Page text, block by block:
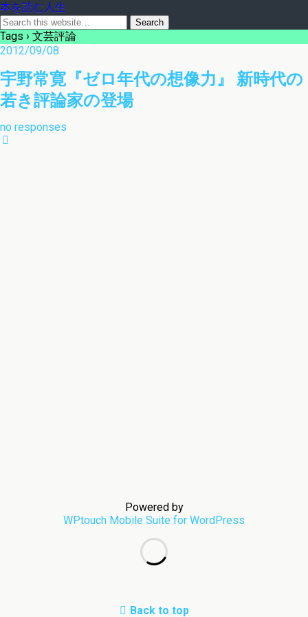
本を読む人生
Tags › 文芸評論
2012/09/08
宇野常寛『ゼロ年代の想像力』 新時代の
若き評論家の登場
no responses
Powered by
WPtouch Mobile Suite for WordPress
Back to top